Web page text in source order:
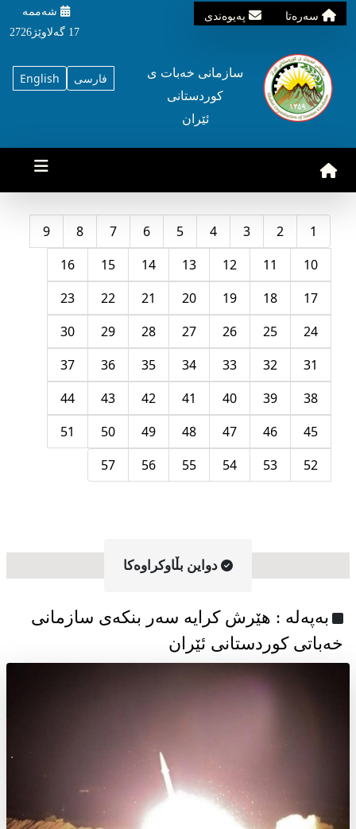
سه‌ره‌تا په‌یوه‌ندی
شه‌ممه‌
17 گه‌لاوێژ2726
English فارسی
سازمانی خه‌بات ی
کوردستانی
ئێران
1
2
3
4
5
6
7
8
9
10
11
12
13
14
15
16
17
18
19
20
21
22
23
24
25
26
27
28
29
30
31
32
33
34
35
36
37
38
39
40
41
42
43
44
45
46
47
48
49
50
51
52
53
54
55
56
57
دواین بڵاوکراوه‌کا
به‌په‌له‌ : هێرش کرایە سەر بنکەی سازمانی
خەباتی کوردستانی ئێران